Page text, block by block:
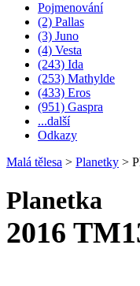
Pojmenování
(2) Pallas
(3) Juno
(4) Vesta
(243) Ida
(253) Mathylde
(433) Eros
(951) Gaspra
...další
Odkazy
Malá tělesa > Planetky >
Planetka
2016